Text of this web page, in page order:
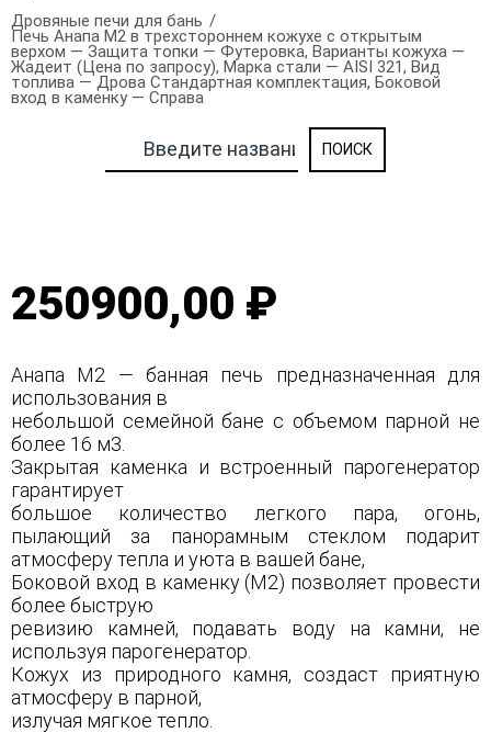
Дровяные печи для бань
Печь Анапа М2 в трехстороннем кожухе с открытым
верхом — Защита топки — Футеровка, Варианты кожуха —
Жадеит (Цена по запросу), Марка стали — AISI 321, Вид
топлива — Дрова Стандартная комплектация, Боковой
вход в каменку — Справа
250900,00 ₽
Анапа М2 — банная печь предназначенная для
использования в
небольшой семейной бане с объемом парной не
более 16 м3.
Закрытая каменка и встроенный парогенератор
гарантирует
большое количество легкого пара, огонь,
пылающий за панорамным стеклом подарит
атмосферу тепла и уюта в вашей бане,
Боковой вход в каменку (М2) позволяет провести
более быструю
ревизию камней, подавать воду на камни, не
используя парогенератор.
Кожух из природного камня, создаст приятную
атмосферу в парной,
излучая мягкое тепло.